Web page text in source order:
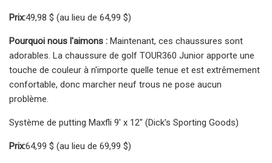
Prix:49,98 $ (au lieu de 64,99 $)
Pourquoi nous l'aimons : Maintenant, ces chaussures sont
adorables. La chaussure de golf TOUR360 Junior apporte une
touche de couleur à n'importe quelle tenue et est extrêmement
confortable, donc marcher neuf trous ne pose aucun
problème.
Système de putting Maxfli 9′ x 12″ (Dick's Sporting Goods)
Prix:64,99 $ (au lieu de 69,99 $)